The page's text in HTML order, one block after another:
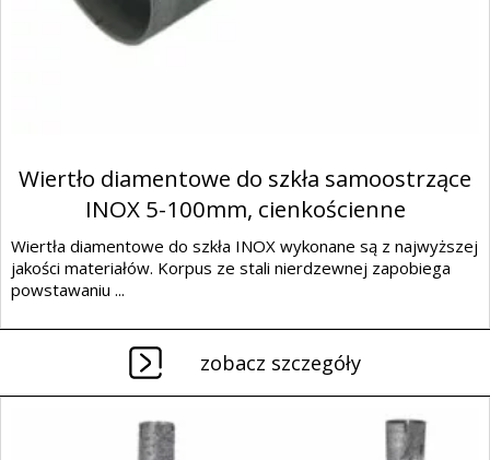
Wiertło diamentowe do szkła samoostrzące
INOX 5-100mm, cienkościenne
Wiertła diamentowe do szkła INOX wykonane są z najwyższej
jakości materiałów. Korpus ze stali nierdzewnej zapobiega
powstawaniu ...
zobacz szczegóły